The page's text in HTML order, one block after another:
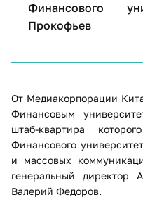
Финансового
Прокофьев
От Медиакорпорации
Финансовым
штаб-квартира
Финансового
и массовых
генеральный директор
Валерий Федоров.